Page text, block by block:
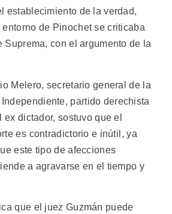
establecimiento de la verdad,
de Pinochet se criticaba
Suprema, con el argumento de la
Melero, secretario general de la
partido derechista
dictador, sostuvo que el
es contradictorio e inútil, ya
este tipo de afecciones
a agravarse en el tiempo y
que el juez Guzmán puede